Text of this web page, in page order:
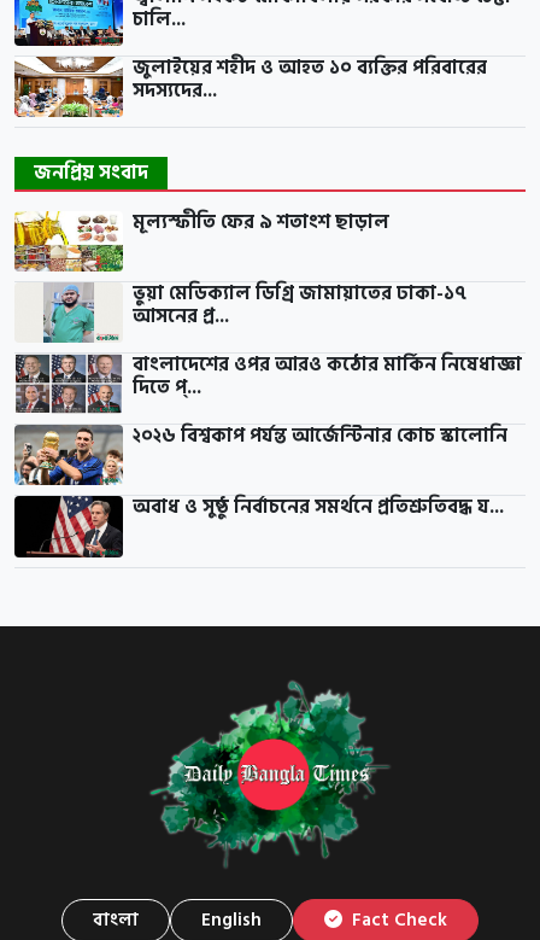
চালি...
জুলাইয়ের শহীদ ও আহত ১০ ব্যক্তির পরিবারের
সদস্যদের...
জনপ্রিয় সংবাদ
মূল্যস্ফীতি ফের ৯ শতাংশ ছাড়াল
ভুয়া মেডিক্যাল ডিগ্রি জামায়াতের ঢাকা-১৭
আসনের প্র...
বাংলাদেশের ওপর আরও কঠোর মার্কিন নিষেধাজ্ঞা
দিতে প্...
২০২৬ বিশ্বকাপ পর্যন্ত আর্জেন্টিনার কোচ স্কালোনি
অবাধ ও সুষ্ঠু নির্বাচনের সমর্থনে প্রতিশ্রুতিবদ্ধ য...
বাংলা English Fact Check